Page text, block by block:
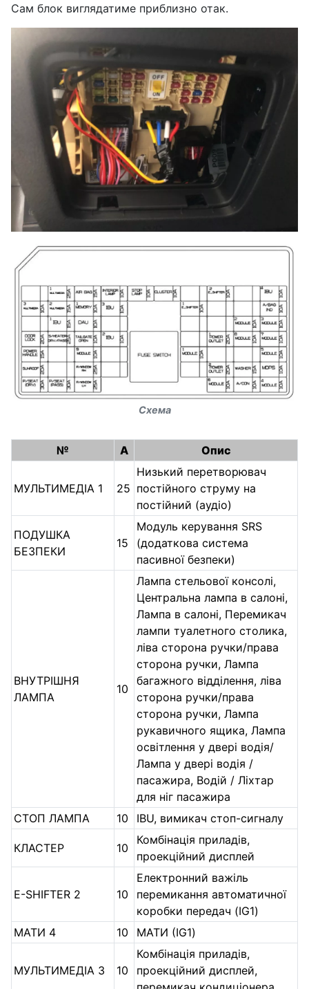
Сам блок виглядатиме приблизно отак.
Схема
№ А Опис
МУЛЬТИМЕДІА 1 25
Низький перетворювач
постійного струму на
постійний (аудіо)
ПОДУШКА
БЕЗПЕКИ
15
Модуль керування SRS
(додаткова система
пасивної безпеки)
ВНУТРІШНЯ
ЛАМПА
10
Лампа стельової консолі,
Центральна лампа в салоні,
Лампа в салоні, Перемикач
лампи туалетного столика,
ліва сторона ручки/права
сторона ручки, Лампа
багажного відділення, ліва
сторона ручки/права
сторона ручки, Лампа
рукавичного ящика, Лампа
освітлення у двері водія/
Лампа у двері водія /
пасажира, Водій / Ліхтар
для ніг пасажира
СТОП ЛАМПА
10 IBU, вимикач стоп-сигналу
КЛАСТЕР 10
Комбінація приладів,
проекційний дисплей
E-SHIFTER 2 10
Електронний важіль
перемикання автоматичної
коробки передач (IG1)
МАТИ 4
10 МАТИ (IG1)
МУЛЬТИМЕДІА 3 10
Комбінація приладів,
проекційний дисплей,